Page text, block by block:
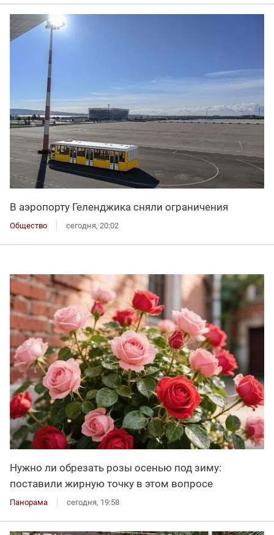
В аэропорту Геленджика сняли ограничения
Общество сегодня, 20:02
Нужно ли обрезать розы осенью под зиму:
поставили жирную точку в этом вопросе
Панорама сегодня, 19:58